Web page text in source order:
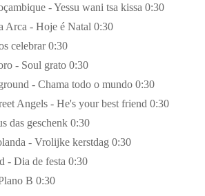
- Yessu wani tsa kissa 0:30
Arca - Hoje é Natal 0:30
celebrar 0:30
- Soul grato 0:30
- Chama todo o mundo 0:30
Angels - He's your best friend 0:30
das geschenk 0:30
- Vrolijke kerstdag 0:30
- Dia de festa 0:30
B 0:30